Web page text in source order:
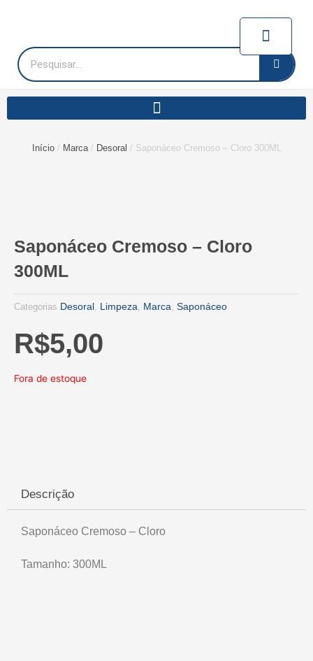
conteúdoPesquisar
Início/ Marca/ Desoral / Saponáceo Cremoso – Cloro 300ML
Saponáceo Cremoso – Cloro
300ML
Categorias Desoral, Limpeza, Marca, Saponáceo
R$5,00
Fora de estoque
Descrição
Saponáceo Cremoso – Cloro
Tamanho: 300ML